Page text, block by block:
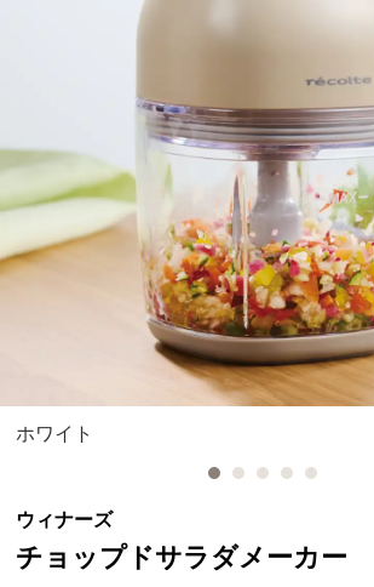
ホワイト
ウィナーズ
チョップドサラダメーカー